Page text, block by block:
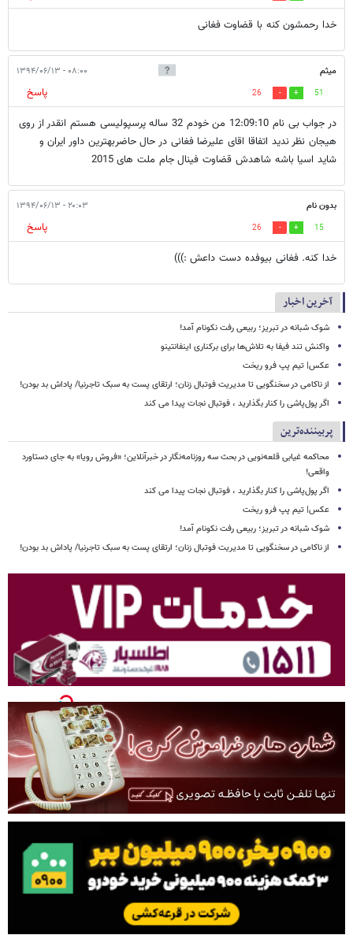
خدا رحمشون کنه با قضاوت فغانی
میثم ۰۸:۰۰ - ۱۳۹۴/۰۶/۱۳
51
26
پاسخ
در جواب بی نام 12:09:10 من خودم 32 ساله پرسپولیسی هستم انقدر از روی
هیجان نظر ندید اتفاقا اقای علیرضا فغانی در حال حاضربهترین داور ایران و
شاید اسیا باشه شاهدش قضاوت فینال جام ملت های 2015
بدون نام ۲۰:۰۳ - ۱۳۹۴/۰۶/۱۳
15
26
پاسخ
خدا کنه. فغانی بیوفده دست داعش :)))
آخرین اخبار
شوک شبانه در تبریز؛ ربیعی رفت نکونام آمد!
واکنش تند فیفا به تلاش‌ها برای برکناری اینفانتینو
عکس| تیم پپ فرو ریخت
از ناکامی در سخنگویی تا مدیریت فوتبال زنان؛ ارتقای پست به سبک تاجرنیا/ پاداش بد بودن!
اگر پول‌پاشی را کنار بگذارید ، فوتبال نجات پیدا می کند
پربیننده‌ترین
محاکمه غیابی قلعه‌نویی در بحث سه روزنامه‌نگار در خبرآنلاین؛ «فروش رویا» به جای دستاورد
واقعی!
اگر پول‌پاشی را کنار بگذارید ، فوتبال نجات پیدا می کند
عکس| تیم پپ فرو ریخت
شوک شبانه در تبریز؛ ربیعی رفت نکونام آمد!
از ناکامی در سخنگویی تا مدیریت فوتبال زنان؛ ارتقای پست به سبک تاجرنیا/ پاداش بد بودن!